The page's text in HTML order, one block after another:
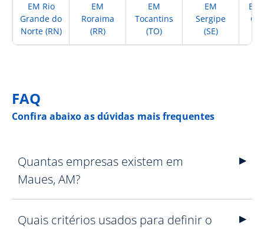
EM Rio
Grande do
Norte (RN)
EM
Roraima
(RR)
EM
Tocantins
(TO)
EM
Sergipe
(SE)
EM
FAQ
Confira abaixo as dúvidas mais frequentes
Quantas empresas existem em
Maues, AM?
Quais critérios usados para definir o